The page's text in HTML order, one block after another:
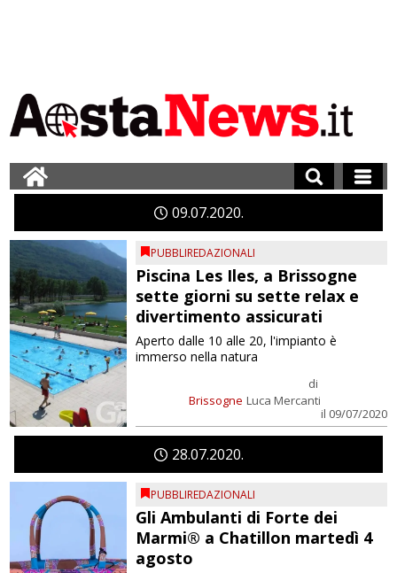
0907 2020
PUBBLIREDAZIONALI
Piscina Les Iles, a Brissogne
sette giorni su sette relax e
divertimento assicurati
Brissogne
di
Luca Mercanti
il 09/07/2020
Aperto dalle 10 alle 20, l'impianto è
immerso nella natura
2807 2020
PUBBLIREDAZIONALI
Gli Ambulanti di Forte dei
Marmi® a Chatillon martedì 4
agosto